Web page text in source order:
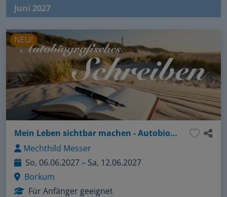
Juni 2027
NEU!
Mein Leben sichtbar machen - Autobiografisches Schreiben
Mechthild Messer
So, 06.06.2027 – Sa, 12.06.2027
Borkum
Für Anfänger geeignet